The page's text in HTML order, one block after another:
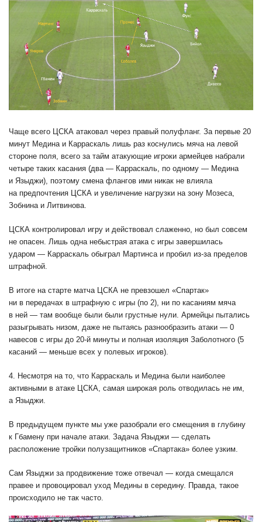
Чаще всего ЦСКА атаковал через правый полуфланг. За первые 20
минут Медина и Карраскаль лишь раз коснулись мяча на левой
стороне поля, всего за тайм атакующие игроки армейцев набрали
четыре таких касания (два — Карраскаль, по одному — Медина
и Языджи), поэтому смена флангов ими никак не влияла
на предпочтения ЦСКА и увеличение нагрузки на зону Мозеса,
Зобнина и Литвинова.
ЦСКА контролировал игру и действовал слаженно, но был совсем
не опасен. Лишь одна небыстрая атака с игры завершилась
ударом — Карраскаль обыграл Мартинса и пробил из-за пределов
штрафной.
В итоге на старте матча ЦСКА не превзошел «Спартак»
ни в передачах в штрафную с игры (по 2), ни по касаниям мяча
в ней — там вообще были были грустные нули. Армейцы пытались
разыгрывать низом, даже не пытаясь разнообразить атаки — 0
навесов с игры до 20-й минуты и полная изоляция Заболотного (5
касаний — меньше всех у полевых игроков).
4. Несмотря на то, что Карраскаль и Медина были наиболее
активными в атаке ЦСКА, самая широкая роль отводилась не им,
а Языджи.
В предыдущем пункте мы уже разобрали его смещения в глубину
к Гбамену при начале атаки. Задача Языджи — сделать
расположение тройки полузащитников «Спартака» более узким.
Сам Языджи за продвижение тоже отвечал — когда смещался
правее и провоцировал уход Медины в середину. Правда, такое
происходило не так часто.